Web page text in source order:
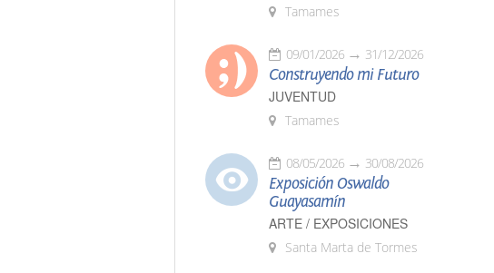
Tamames
09/01/2026 31/12/2026
Construyendo mi Futuro
JUVENTUD
Tamames
08/05/2026 30/08/2026
Exposición Oswaldo
Guayasamín
ARTE / EXPOSICIONES
Santa Marta de Tormes